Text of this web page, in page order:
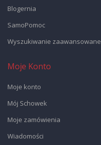
Blogernia
SamoPomoc
Wyszukiwanie zaawansowane
Moje Konto
Moje konto
Mój Schowek
Moje zamówienia
Wiadomości